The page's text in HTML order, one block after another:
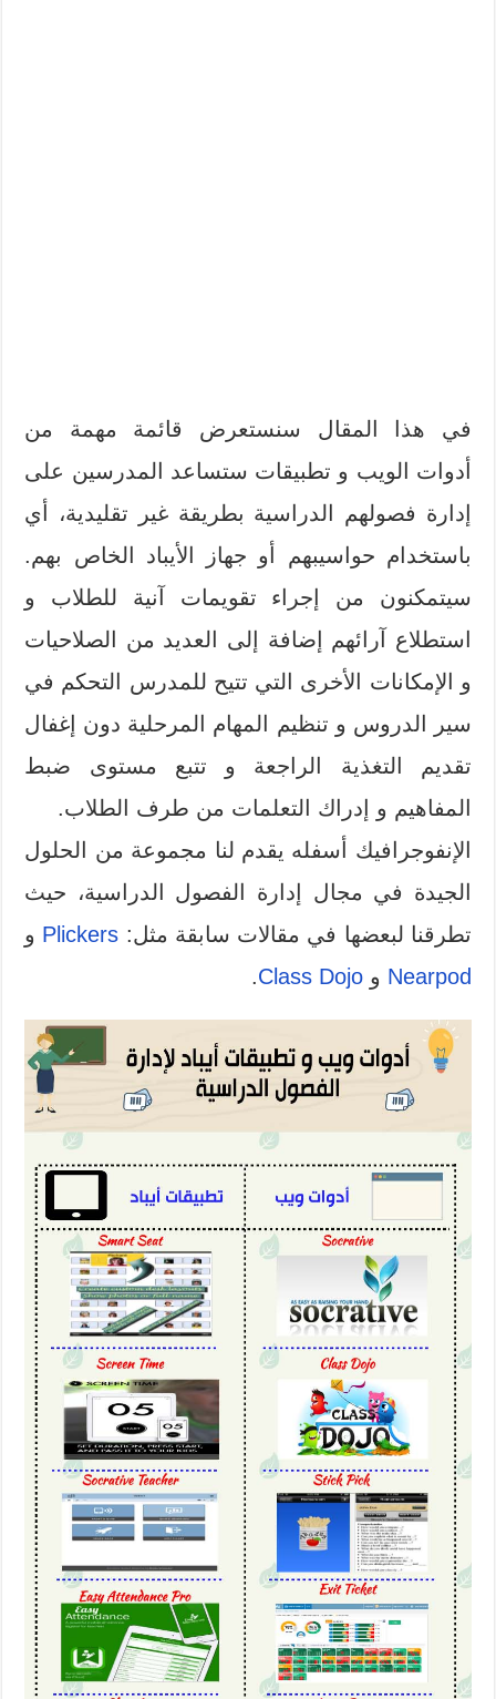
في هذا المقال سنستعرض قائمة مهمة من
أدوات الويب و تطبيقات ستساعد المدرسين على
إدارة فصولهم الدراسية بطريقة غير تقليدية، أي
باستخدام حواسيبهم أو جهاز الأيباد الخاص بهم.
سيتمكنون من إجراء تقويمات آنية للطلاب و
استطلاع آرائهم إضافة إلى العديد من الصلاحيات
و الإمكانات الأخرى التي تتيح للمدرس التحكم في
سير الدروس و تنظيم المهام المرحلية دون إغفال
تقديم التغذية الراجعة و تتبع مستوى ضبط
المفاهيم و إدراك التعلمات من طرف الطلاب.
الإنفوجرافيك أسفله يقدم لنا مجموعة من الحلول
الجيدة في مجال إدارة الفصول الدراسية، حيث
تطرقنا لبعضها في مقالات سابقة مثل: Plickers و
Nearpod وClass Dojo
.